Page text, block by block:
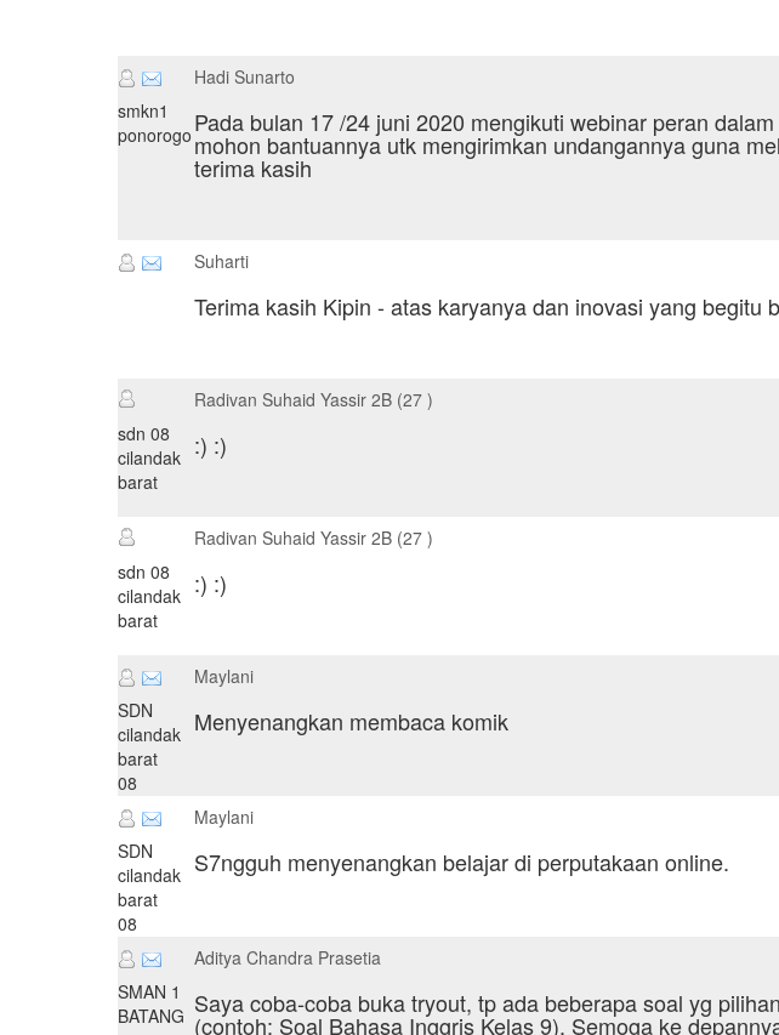
Hadi Sunarto
smkn1
ponorogo Pada bulan 17 /24 juni 2020 mengikuti webinar peran
mohon bantuannya utk mengirimkan undangannya guna
terima kasih
Suharti
Terima kasih Kipin - atas karyanya dan inovasi yang
Radivan Suhaid Yassir 2B (27 )
sdn 08
cilandak
barat
:) :)
Radivan Suhaid Yassir 2B (27 )
sdn 08
cilandak
barat
:) :)
Maylani
SDN
cilandak
barat
08
Menyenangkan membaca komik
Maylani
SDN
cilandak
barat
08
S7ngguh menyenangkan belajar di perputakaan online.
Aditya Chandra Prasetia
SMAN 1
BATANG Saya coba-coba buka tryout, tp ada beberapa soal yg
(contoh: Soal Bahasa Inggris Kelas 9). Semoga ke